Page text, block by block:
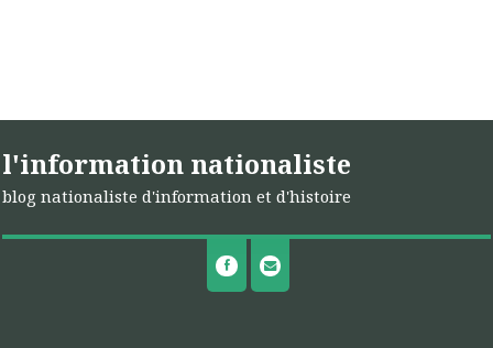
l'information nationaliste
blog nationaliste d'information et d'histoire